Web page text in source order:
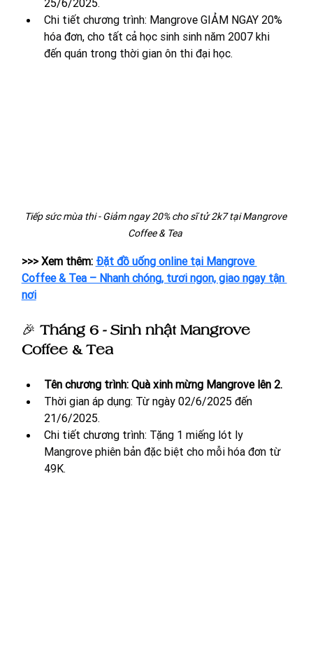
Chi tiết chương trình: Mangrove GIẢM NGAY 20%
hóa đơn, cho tất cả học sinh sinh năm 2007 khi
đến quán trong thời gian ôn thi đại học.
Tiếp sức mùa thi - Giảm ngay 20% cho sĩ tử 2k7 tại Mangrove
Coffee & Tea
>>> Xem thêm: Đặt đồ uống online tại Mangrove
Coffee & Tea – Nhanh chóng, tươi ngon, giao ngay tận
nơi
🎉 Tháng 6 - Sinh nhật Mangrove
Coffee & Tea
Tên chương trình: Quà xinh mừng Mangrove lên 2.
Thời gian áp dụng: Từ ngày 02/6/2025 đến
21/6/2025.
Chi tiết chương trình: Tặng 1 miếng lót ly
Mangrove phiên bản đặc biệt cho mỗi hóa đơn từ
49K.